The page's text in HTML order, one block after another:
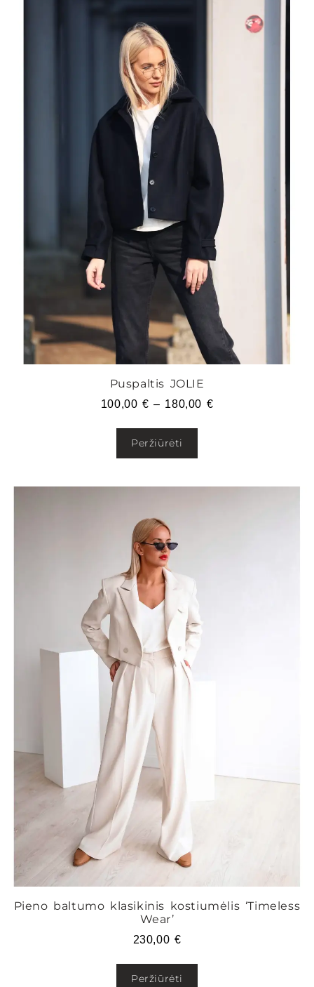
Puspaltis JOLIE
100,00 € – 180,00 €
Peržiūrėti
Pieno baltumo klasikinis kostiumėlis ‘Timeless
Wear’
230,00 €
Peržiūrėti